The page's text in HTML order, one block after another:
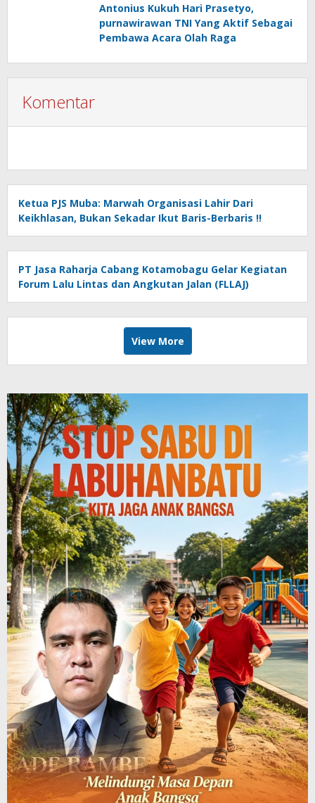
Antonius Kukuh Hari Prasetyo,
purnawirawan TNI Yang Aktif Sebagai
Pembawa Acara Olah Raga
Komentar
Ketua PJS Muba: Marwah Organisasi Lahir Dari
Keikhlasan, Bukan Sekadar Ikut Baris-Berbaris !!
PT Jasa Raharja Cabang Kotamobagu Gelar Kegiatan
Forum Lalu Lintas dan Angkutan Jalan (FLLAJ)
View More